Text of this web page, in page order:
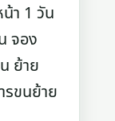
า 1 วัน
จอง
ย้าย
รขนย้าย